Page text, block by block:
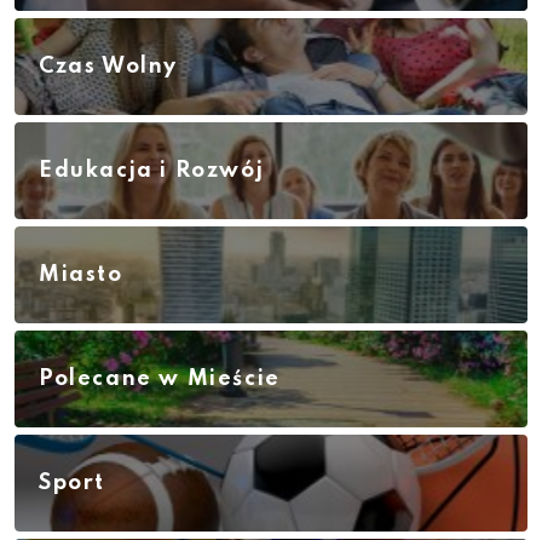
Czas Wolny
Edukacja i Rozwój
Miasto
Polecane w Mieście
Sport